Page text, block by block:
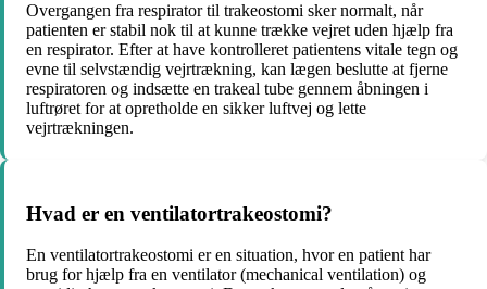
Overgangen fra respirator til trakeostomi sker normalt, når
patienten er stabil nok til at kunne trække vejret uden hjælp fra
en respirator. Efter at have kontrolleret patientens vitale tegn og
evne til selvstændig vejrtrækning, kan lægen beslutte at fjerne
respiratoren og indsætte en trakeal tube gennem åbningen i
luftrøret for at opretholde en sikker luftvej og lette
vejrtrækningen.
Hvad er en ventilatortrakeostomi?
En ventilatortrakeostomi er en situation, hvor en patient har
brug for hjælp fra en ventilator (mechanical ventilation) og